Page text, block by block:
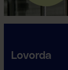
Lovorda